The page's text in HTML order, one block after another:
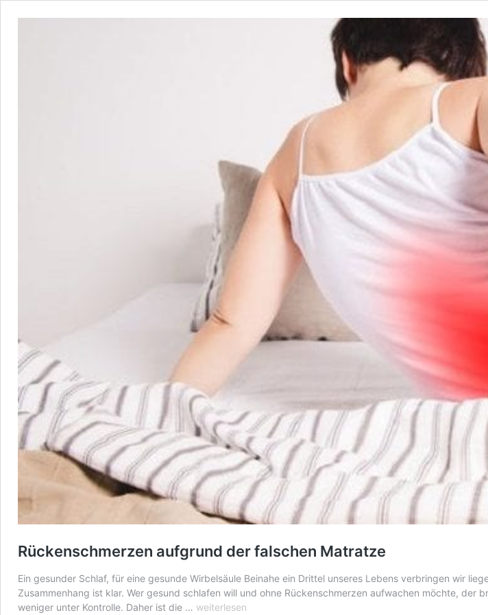
Rückenschmerzen aufgrund der falschen Matratze
Ein gesunder Schlaf, für eine gesunde Wirbelsäule Beinahe ein Drittel unseres Lebens verbringen wir
Zusammenhang ist klar. Wer gesund schlafen will und ohne Rückenschmerzen aufwachen möchte,
weniger unter Kontrolle. Daher ist die … Rückenschmerzen
weiterlesen